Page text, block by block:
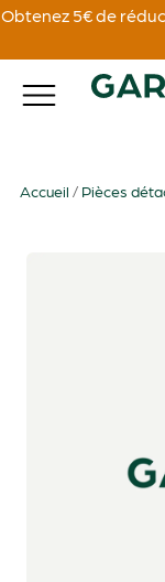
Obtenez 5€ de
Accueil / Pièces